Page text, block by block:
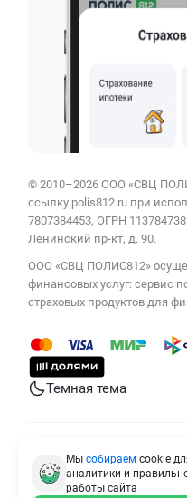
© 2010–2026 ООО «СВЦ
ссылку polis812.ru при
7807384453, ОГРН
Ленинский пр-кт, д. 90.
ООО «СВЦ ПОЛИС812»
финансовых услуг: сервис
страховых продуктов для
Темная тема
Мы используем cookies
персональных данных,
анализировать трафик.
Мы собираем cookie
аналитики и
работы сайта